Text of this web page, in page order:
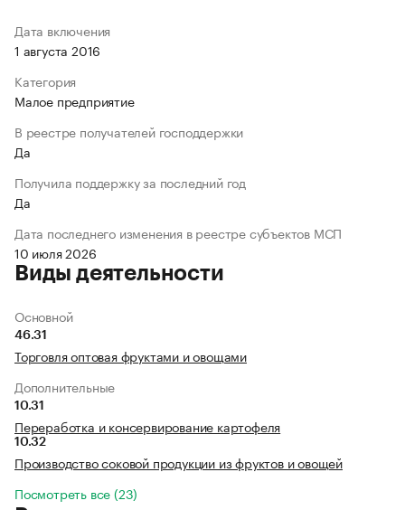
Дата включения
1 августа 2016
Категория
Малое предприятие
В реестре получателей господдержки
Да
Получила поддержку за последний год
Да
Дата последнего изменения в реестре субъектов МСП
10 июля 2026
Виды деятельности
Основной
46.31
Торговля оптовая фруктами и овощами
Дополнительные
10.31
Переработка и консервирование картофеля
10.32
Производство соковой продукции из фруктов и овощей
Посмотреть все (23)